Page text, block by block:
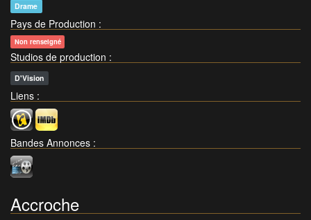
Drame
Pays de Production :
Non renseigné
Studios de production :
D'Vision
Liens :
Bandes Annonces :
Accroche